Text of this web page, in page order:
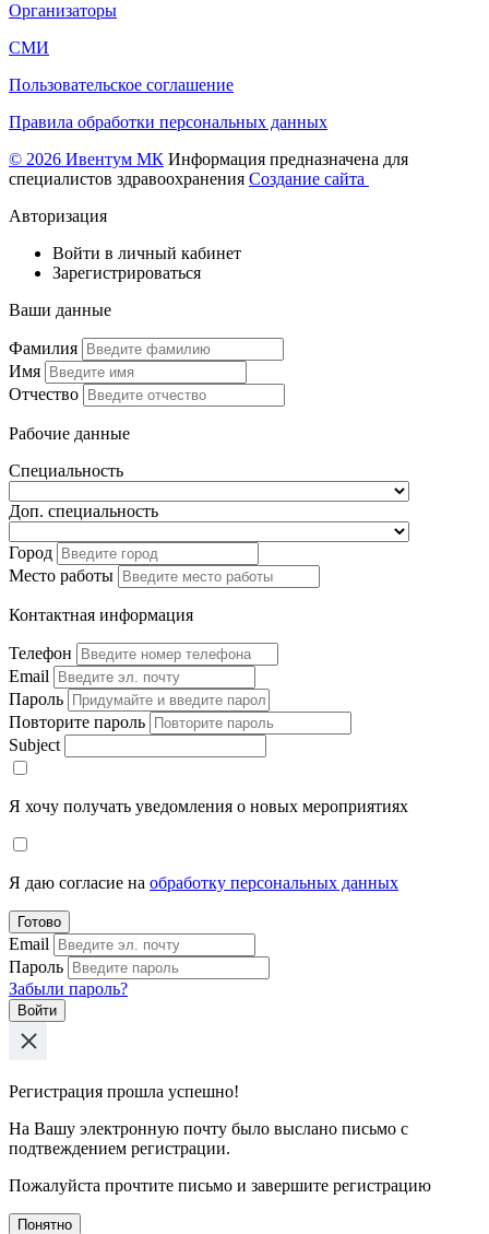
Организаторы
СМИ
Пользовательское соглашение
Правила обработки персональных данных
© 2026 Ивентум МК Информация предназначена для
специалистов здравоохранения Создание сайта
Авторизация
Войти в личный кабинет
Зарегистрироваться
Ваши данные
Фамилия
Имя
Отчество
Рабочие данные
Специальность
Доп. специальность
Город
Место работы
Контактная информация
Телефон
Email
Пароль
Повторите пароль
Subject
Я хочу получать уведомления о новых мероприятиях
Я даю согласие на обработку персональных данных
Готово
Email
Пароль
Забыли пароль?
Войти
Регистрация прошла успешно!
На Вашу электронную почту было выслано письмо с
подтвеждением регистрации.
Пожалуйста прочтите письмо и завершите регистрацию
Понятно